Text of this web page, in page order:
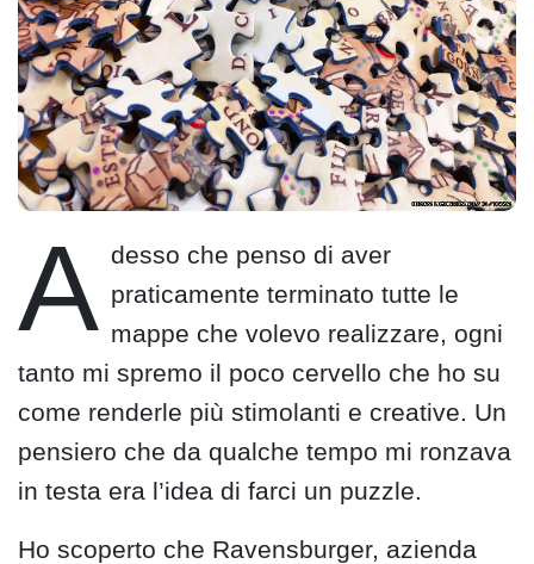
A desso che penso di aver
praticamente terminato tutte le
mappe che volevo realizzare, ogni
tanto mi spremo il poco cervello che ho su
come renderle più stimolanti e creative. Un
pensiero che da qualche tempo mi ronzava
in testa era l’idea di farci un puzzle.
Ho scoperto che Ravensburger, azienda